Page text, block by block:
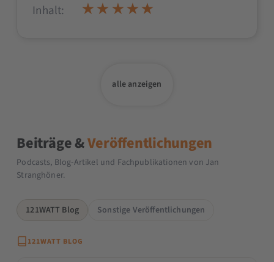
Inhalt:
alle anzeigen
Beiträge &Veröffentlichungen
Podcasts, Blog-Artikel und Fachpublikationen von Jan
Stranghöner.
121WATT Blog Sonstige Veröffentlichungen
121WATT BLOG